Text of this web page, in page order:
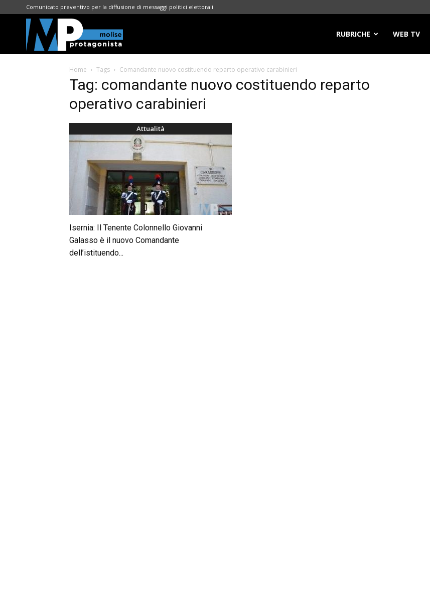
Comunicato preventivo per la diffusione di messaggi politici elettorali
Protagonista
RUBRICHE WEB TV
Home Tags Comandante nuovo costituendo reparto operativo carabinieri
Tag: comandante nuovo costituendo reparto
operativo carabinieri
Attualità
Isernia: Il Tenente Colonnello Giovanni
Galasso è il nuovo Comandante
dell’istituendo...